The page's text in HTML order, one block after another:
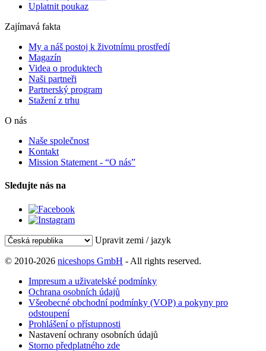
Uplatnit poukaz
Zajímavá fakta
My a náš postoj k životnímu prostředí
Magazín
Videa o produktech
Naši partneři
Partnerský program
Stažení z trhu
O nás
Naše společnost
Kontakt
Mission Statement - “O nás”
Sledujte nás na
Upravit zemi / jazyk
© 2010-2026 niceshops GmbH - All rights reserved.
Impresum a uživatelské podmínky
Ochrana osobních údajů
Všeobecné obchodní podmínky (VOP) a pokyny pro
odstoupení
Prohlášení o přístupnosti
Nastavení ochrany osobních údajů
Storno předplatného zde